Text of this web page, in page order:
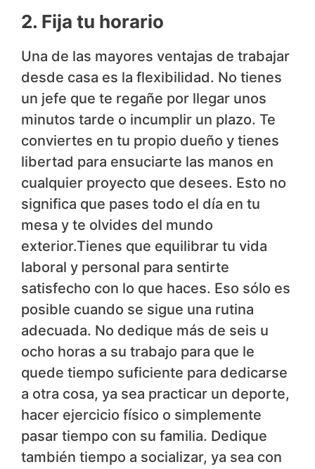
2. Fija tu horario
Una de las mayores ventajas de trabajar
desde casa es la flexibilidad. No tienes
un jefe que te regañe por llegar unos
minutos tarde o incumplir un plazo. Te
conviertes en tu propio dueño y tienes
libertad para ensuciarte las manos en
cualquier proyecto que desees. Esto no
significa que pases todo el día en tu
mesa y te olvides del mundo
exterior.Tienes que equilibrar tu vida
laboral y personal para sentirte
satisfecho con lo que haces. Eso sólo es
posible cuando se sigue una rutina
adecuada. No dedique más de seis u
ocho horas a su trabajo para que le
quede tiempo suficiente para dedicarse
a otra cosa, ya sea practicar un deporte,
hacer ejercicio físico o simplemente
pasar tiempo con su familia. Dedique
también tiempo a socializar, ya sea con